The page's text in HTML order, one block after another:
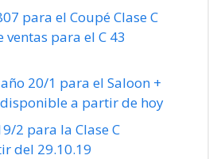
para el Coupé Clase C
ventas para el C 43
20/1 para el Saloon +
disponible a partir de hoy
2 para la Clase C
del 29.10.19